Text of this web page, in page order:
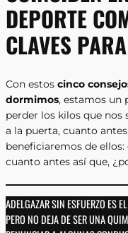
DEPORTE
CLAVES
Con estos cinco
dormimos, estamos un
perder los kilos que nos
a la puerta, cuanto
beneficiaremos de
cuanto antes así que,
ADELGAZAR SIN ESFUERZO ES
PERO NO DEJA DE SER UNA